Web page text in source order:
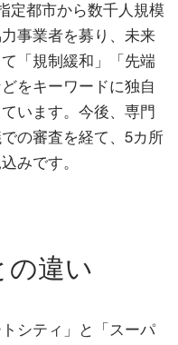
定都市から数千人規模
事業者を募り、未来
「規制緩和」「先端
をキーワードに独自
います。今後、専門
の審査を経て、5カ所
みです。
の違い
シティ」と「スーパ